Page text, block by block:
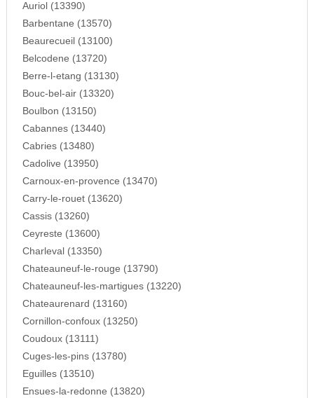
Auriol (13390)
Barbentane (13570)
Beaurecueil (13100)
Belcodene (13720)
Berre-l-etang (13130)
Bouc-bel-air (13320)
Boulbon (13150)
Cabannes (13440)
Cabries (13480)
Cadolive (13950)
Carnoux-en-provence (13470)
Carry-le-rouet (13620)
Cassis (13260)
Ceyreste (13600)
Charleval (13350)
Chateauneuf-le-rouge (13790)
Chateauneuf-les-martigues (13220)
Chateaurenard (13160)
Cornillon-confoux (13250)
Coudoux (13111)
Cuges-les-pins (13780)
Eguilles (13510)
Ensues-la-redonne (13820)